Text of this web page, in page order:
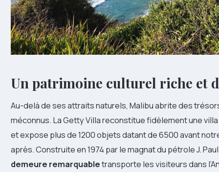
Un patrimoine culturel riche et
Au-delà de ses attraits naturels, Malibu abrite des
méconnus. La Getty Villa reconstitue fidèlement une
et expose plus de 1200 objets datant de 6500 avant
après. Construite en 1974 par le magnat du pétrole J.
demeure remarquabletransporte les visiteurs dans